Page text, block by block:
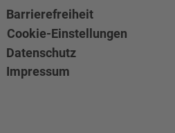
Barrierefreiheit
Cookie-Einstellungen
Datenschutz
Impressum